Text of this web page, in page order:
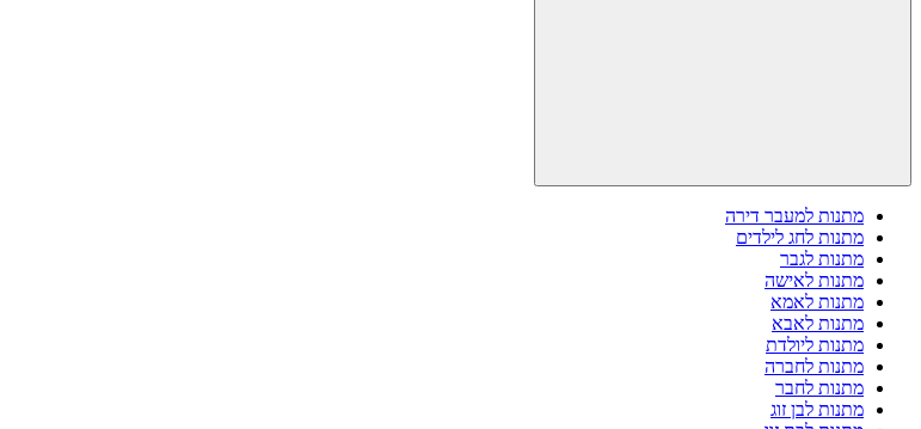
מתנות למעבר דירה
מתנות לחג לילדים
מתנות לגבר
מתנות לאישה
מתנות לאמא
מתנות לאבא
מתנות ליולדת
מתנות לחברה
מתנות לחבר
מתנות לבן זוג